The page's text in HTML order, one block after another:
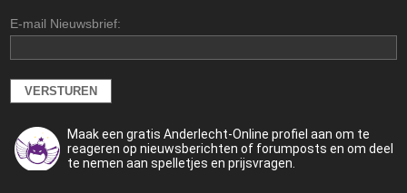
E-mail Nieuwsbrief:
Maak een gratis Anderlecht-Online profiel aan om te
reageren op nieuwsberichten of forumposts en om deel
te nemen aan spelletjes en prijsvragen.